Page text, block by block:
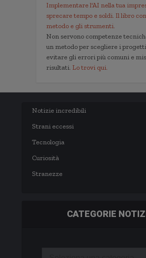
Implementare l'AI nella tua
sprecare tempo e soldi. Il libro
metodo e gli strumenti.
Non servono competenze
un metodo per scegliere i
evitare gli errori più comuni e
risultati. Lo trovi qui.
Notizie incredibili
Strani eccessi
Tecnologia
Curiosità
Stranezze
CATEGORIE